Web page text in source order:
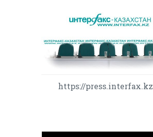
https://press.interfax.kz